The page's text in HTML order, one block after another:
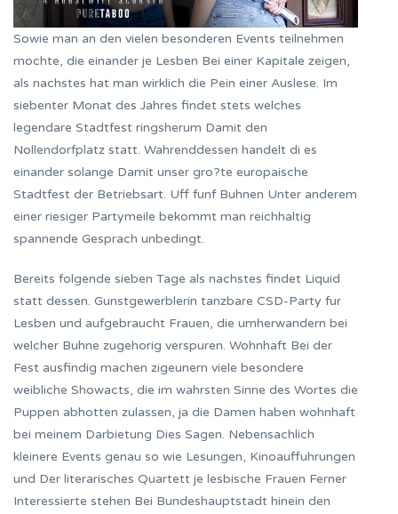
Sowie man an den vielen besonderen Events teilnehmen
mochte, die einander je Lesben Bei einer Kapitale zeigen,
als nachstes hat man wirklich die Pein einer Auslese. Im
siebenter Monat des Jahres findet stets welches
legendare Stadtfest ringsherum Damit den
Nollendorfplatz statt. Wahrenddessen handelt di es
einander solange Damit unser gro?te europaische
Stadtfest der Betriebsart. Uff funf Buhnen Unter anderem
einer riesiger Partymeile bekommt man reichhaltig
spannende Gesprach unbedingt.
Bereits folgende sieben Tage als nachstes findet Liquid
statt dessen. Gunstgewerblerin tanzbare CSD-Party fur
Lesben und aufgebraucht Frauen, die umherwandern bei
welcher Buhne zugehorig verspuren. Wohnhaft Bei der
Fest ausfindig machen zigeunern viele besondere
weibliche Showacts, die im wahrsten Sinne des Wortes die
Puppen abhotten zulassen, ja die Damen haben wohnhaft
bei meinem Darbietung Dies Sagen. Nebensachlich
kleinere Events genau so wie Lesungen, Kinoauffuhrungen
und Der literarisches Quartett je lesbische Frauen Ferner
Interessierte stehen Bei Bundeshauptstadt hinein den